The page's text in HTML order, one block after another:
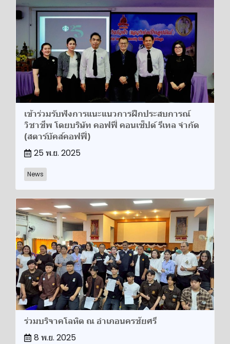
เข้าร่วมรับฟังการแนะแนวการฝึกประสบการณ์
วิชาชีพ โดยบริษัท คอฟฟี่ คอนเซ็ปต์ รีเทล จำกัด
(สตาร์บัคส์คอฟฟี่)
25 พ.ย. 2025
News
ร่วมบริจาคโลหิต ณ อำเภอนครชัยศรี
8 พ.ย. 2025